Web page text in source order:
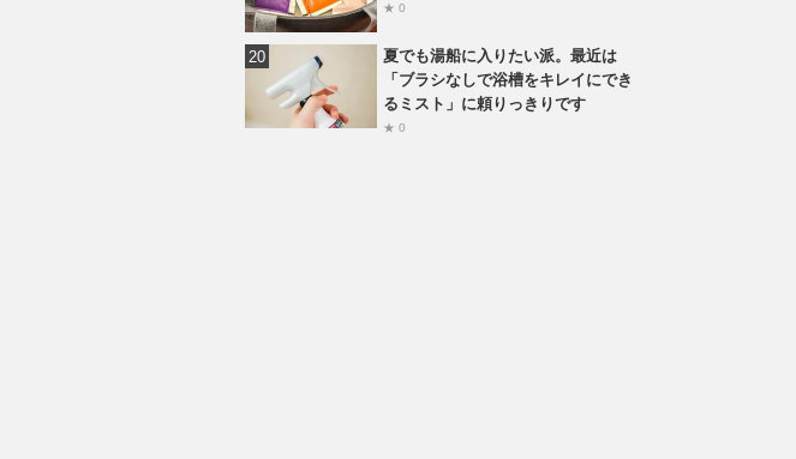
★ 0
夏でも湯船に入りたい派。最近は
「ブラシなしで浴槽をキレイにでき
るミスト」に頼りっきりです
★ 0